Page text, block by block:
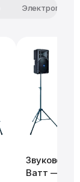
Звуковой
Ватт —